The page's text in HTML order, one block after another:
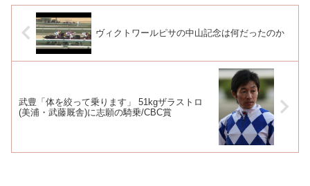
ヴィクトワールピサの中山記念は何だったのか
武豊「体を絞って乗ります」 51kgザラストロ
(美浦・武藤厩舎)に志願の騎乗/CBC賞